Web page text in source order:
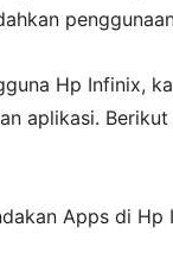
Hp Infinix,
aplikasi.
Apps di Hp